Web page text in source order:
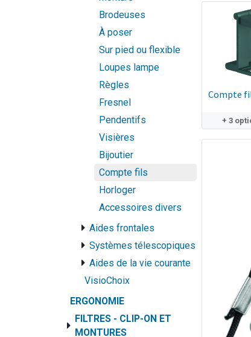
Brodeuses
À poser
Sur pied ou flexible
Loupes lampe
Règles
Fresnel
Pendentifs
Visières
Bijoutier
Compte fils
Horloger
Accessoires divers
Aides frontales
Systèmes télescopiques
Aides de la vie courante
VisioChoix
ERGONOMIE
FILTRES - CLIP-ON ET
MONTURES
Compte
+ 3